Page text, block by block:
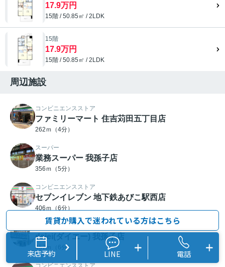
17.9万円
15階 / 50.85㎡ / 2LDK
15階
17.9万円
15階 / 50.85㎡ / 2LDK
周辺施設
コンビニエンスストア
ファミリーマート 住吉苅田五丁目店
262ｍ（4分）
スーパー
業務スーパー 我孫子店
356ｍ（5分）
コンビニエンスストア
セブンイレブン 地下鉄あびこ駅西店
406ｍ（6分）
スーパー
daiei(ダイエー) 我孫子店
457ｍ（6分）
賃貸か購入で迷われている方はこちら
来店予約 LINE 電話